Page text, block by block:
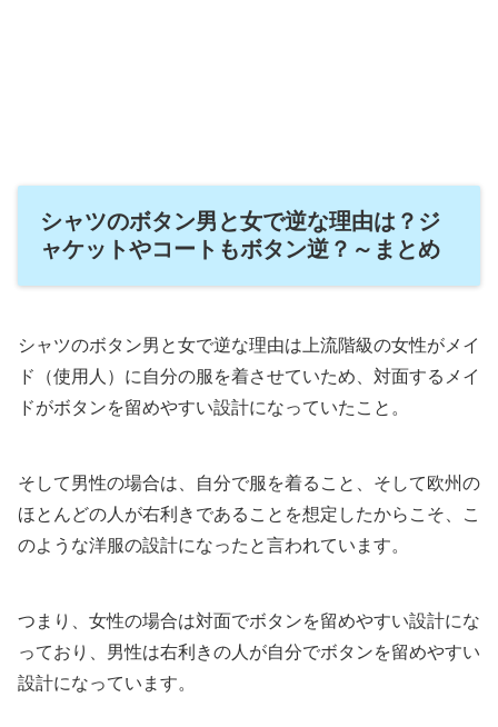
シャツのボタン男と女で逆な理由は？ジ
ャケットやコートもボタン逆？～まとめ
シャツのボタン男と女で逆な理由は上流階級の女性がメイ
ド（使用人）に自分の服を着させていため、対面するメイ
ドがボタンを留めやすい設計になっていたこと。
そして男性の場合は、自分で服を着ること、そして欧州の
ほとんどの人が右利きであることを想定したからこそ、こ
のような洋服の設計になったと言われています。
つまり、女性の場合は対面でボタンを留めやすい設計にな
っており、男性は右利きの人が自分でボタンを留めやすい
設計になっています。